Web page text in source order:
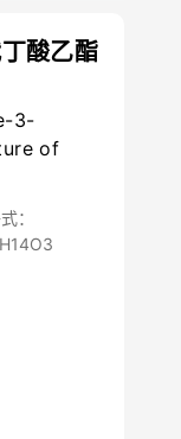
酸乙酯
3-
of
：